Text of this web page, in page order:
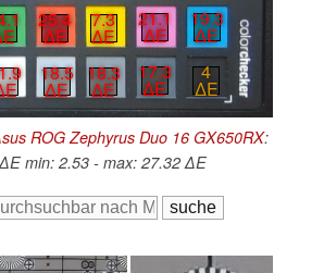
25.4
∆E
7.3
∆E
21.1
∆E
19.3
∆E
18.5
∆E
18.3
∆E
17.3
∆E
4
∆E
ROG Zephyrus Duo 16 GX650RX:
min: 2.53 - max: 27.32 ∆E